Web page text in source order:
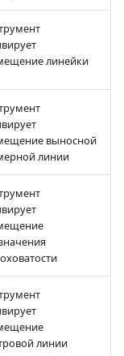
линейки
выносной
линии
линии